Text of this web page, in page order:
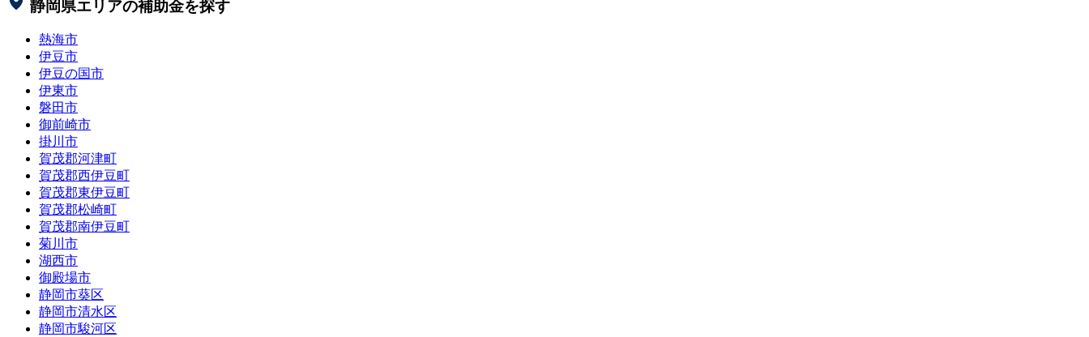
静岡県エリアの補助金を探す
熱海市
伊豆市
伊豆の国市
伊東市
磐田市
御前崎市
掛川市
賀茂郡河津町
賀茂郡西伊豆町
賀茂郡東伊豆町
賀茂郡松崎町
賀茂郡南伊豆町
菊川市
湖西市
御殿場市
静岡市葵区
静岡市清水区
静岡市駿河区